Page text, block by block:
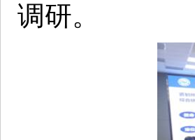
调研。